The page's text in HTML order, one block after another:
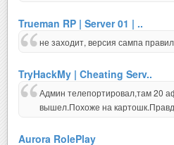
Trueman RP | Server 01 | ..
не заходит, версия сампа
TryHackMy | Cheating Serv..
Админ телепортировал,там 20
вышел.Похоже на
Aurora RolePlay